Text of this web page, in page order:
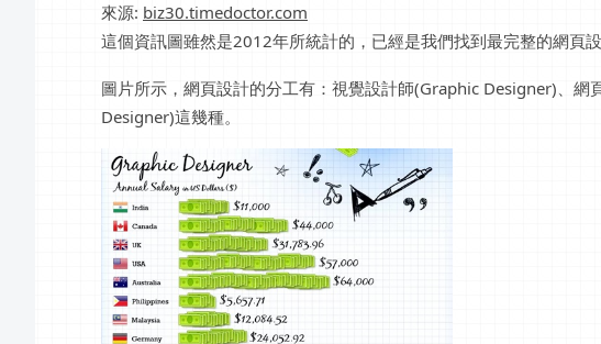
來源: biz30.timedoctor.com
這個資訊圖雖然是2012年所統計的，已經是我們找到最完整的網頁
圖片所示，網頁設計的分工有：視覺設計師(Graphic Designer)、
Designer)這幾種。